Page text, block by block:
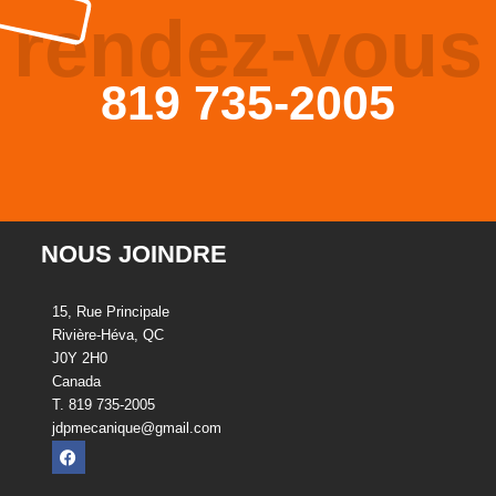
rendez-vous
819 735-2005
NOUS JOINDRE
15, Rue Principale
Rivière-Héva, QC
J0Y 2H0
Canada
T. 819 735-2005
jdpmecanique@gmail.com